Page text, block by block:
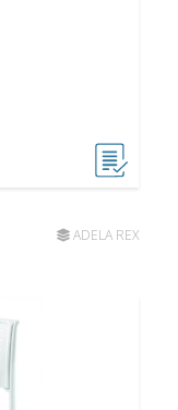
ADELA REX